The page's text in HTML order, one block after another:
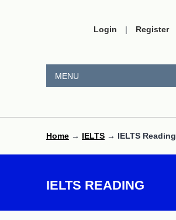
Login | Register
MENU
Home → IELTS → IELTS Reading
IELTS READING